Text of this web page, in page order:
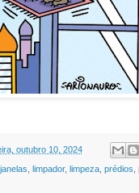
outubro 10, 2024
janelas limpador, limpeza, prédios